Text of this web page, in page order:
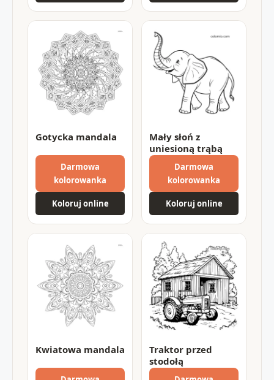
Gotycka mandala
Darmowa
kolorowanka
Koloruj online
Mały słoń z
uniesioną trąbą
Darmowa
kolorowanka
Koloruj online
Kwiatowa mandala
Traktor przed
stodołą